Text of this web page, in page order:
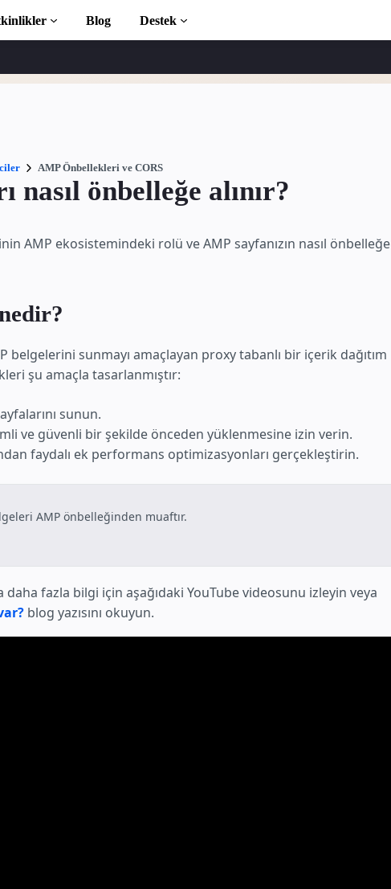
Blog Destek
AMP Önbellekleri ve CORS
nasıl önbelleğe alınır?
AMP ekosistemindeki rolü ve AMP sayfanızın nasıl önbelleğe
belgelerini sunmayı amaçlayan proxy tabanlı bir içerik dağıtım
şu amaçla tasarlanmıştır:
sunun.
ve güvenli bir şekilde önceden yüklenmesine izin verin.
faydalı ek performans optimizasyonları gerçekleştirin.
AMP önbelleğinden muaftır.
fazla bilgi için aşağıdaki YouTube videosunu izleyin veya
blog yazısını okuyun.